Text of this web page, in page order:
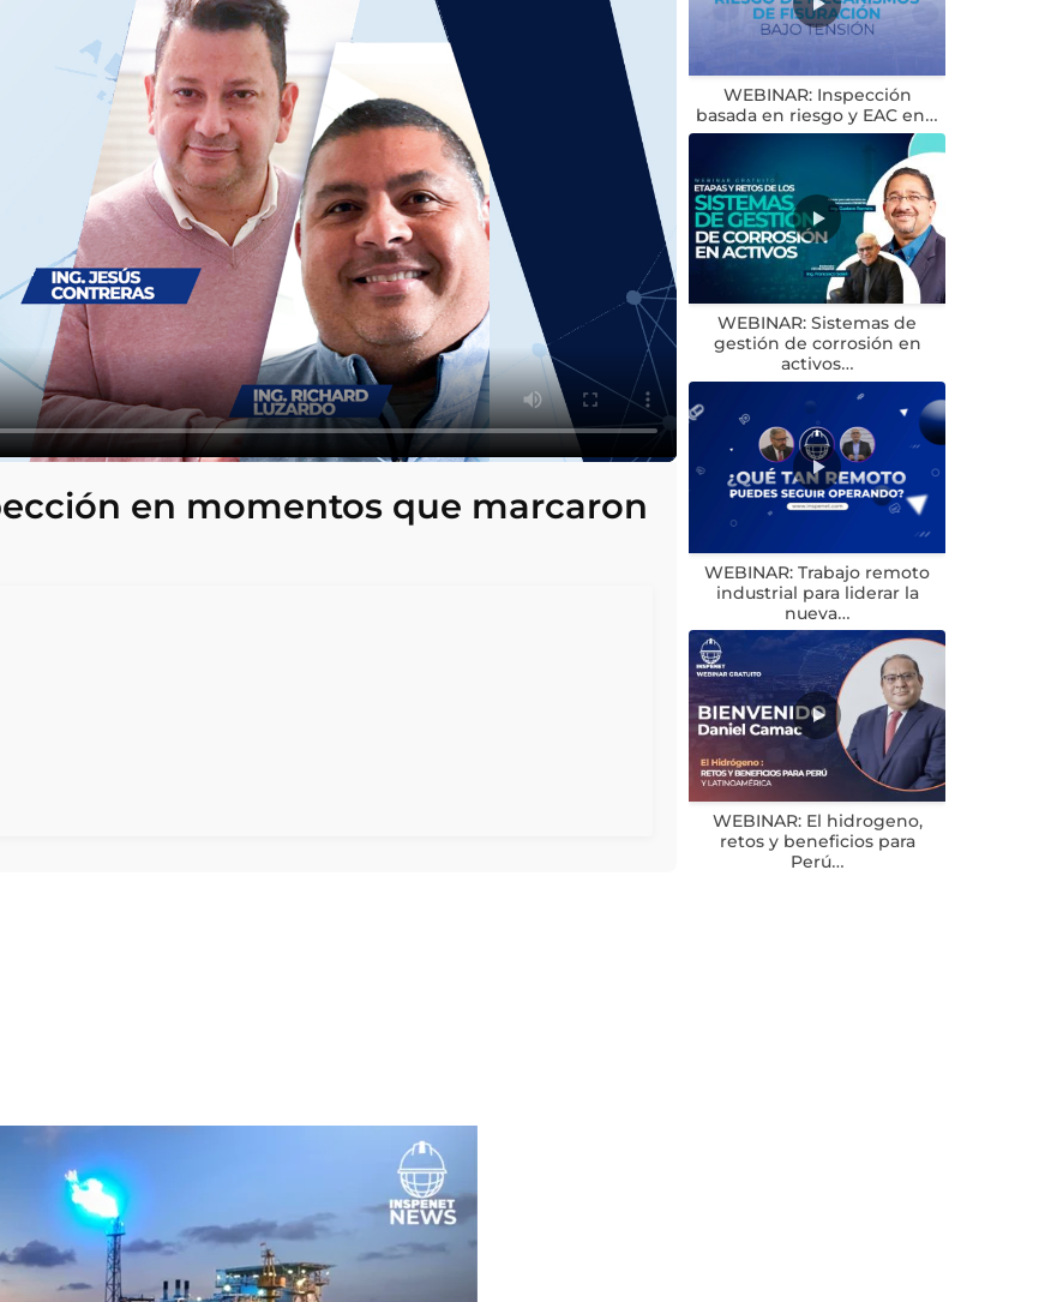
en momentos que marcaron
WEBINAR: Inspección
basada en riesgo y EAC en…
WEBINAR: Sistemas de
gestión de corrosión en
activos…
WEBINAR: Trabajo remoto
industrial para liderar la
nueva…
WEBINAR: El hidrogeno,
retos y beneficios para
Perú…